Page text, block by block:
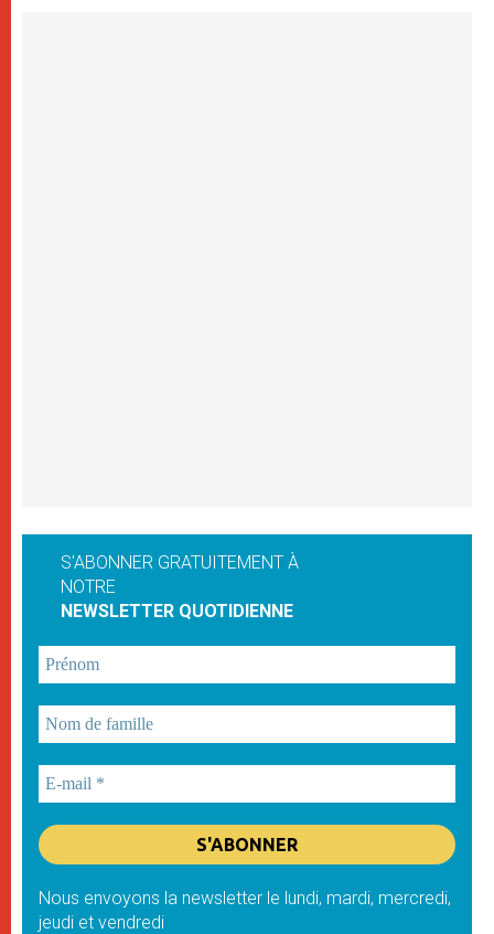
S'ABONNER GRATUITEMENT À
NOTRE
NEWSLETTER QUOTIDIENNE
Nous envoyons la newsletter le lundi, mardi, mercredi,
jeudi et vendredi